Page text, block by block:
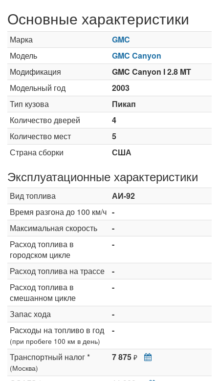
Основные характеристики
Марка
GMC
Модель
GMC Canyon
Модификация
GMC Canyon I 2.8 MT
Модельный год
2003
Тип кузова
Пикап
Количество дверей
4
Количество мест
5
Страна сборки
США
Эксплуатационные характеристики
Вид топлива
АИ-92
Время разгона до 100 км/ч -
Максимальная скорость
-
Расход топлива в
городском цикле
-
Расход топлива на трассе
-
Расход топлива в
смешанном цикле
-
Запас хода
-
Расходы на топливо в год
(при пробеге 100 км в день)
-
Транспортный налог *
(Москва)
7 875 ₽